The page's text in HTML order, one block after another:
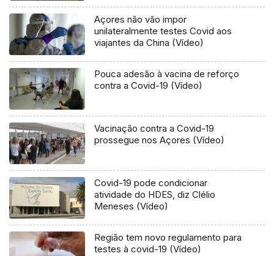
Açores não vão impor
unilateralmente testes Covid aos
viajantes da China (Vídeo)
Pouca adesão à vacina de reforço
contra a Covid-19 (Vídeo)
Vacinação contra a Covid-19
prossegue nos Açores (Vídeo)
Covid-19 pode condicionar
atividade do HDES, diz Clélio
Meneses (Vídeo)
Região tem novo regulamento para
testes à covid-19 (Vídeo)